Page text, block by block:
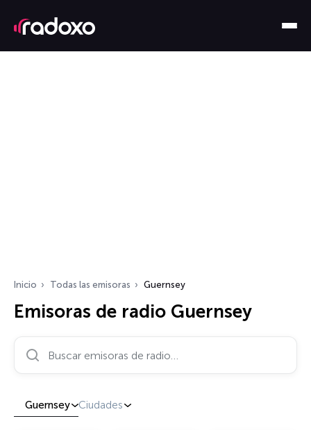
Inicio Todas las emisoras Guernsey
Emisoras de radio Guernsey
Buscar emisoras de radio…
Guernsey Ciudades